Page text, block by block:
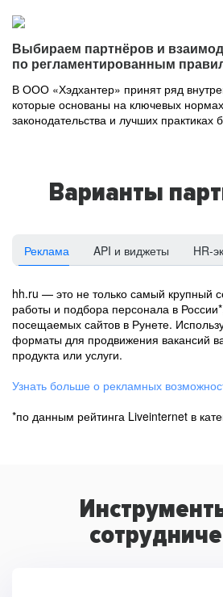
Выбираем партнёров и
по регламентированным
В ООО «Хэдхантер» принят ряд
которые основаны на ключевых
законодательства и лучших практиках
Варианты
Реклама API и виджеты HR-
hh.ru — это не только самый крупный
работы и подбора персонала в
посещаемых сайтов в Рунете.
форматы для продвижения вакансий
продукта или услуги.
Узнать больше о рекламных
*по данным рейтинга Liveinternet в